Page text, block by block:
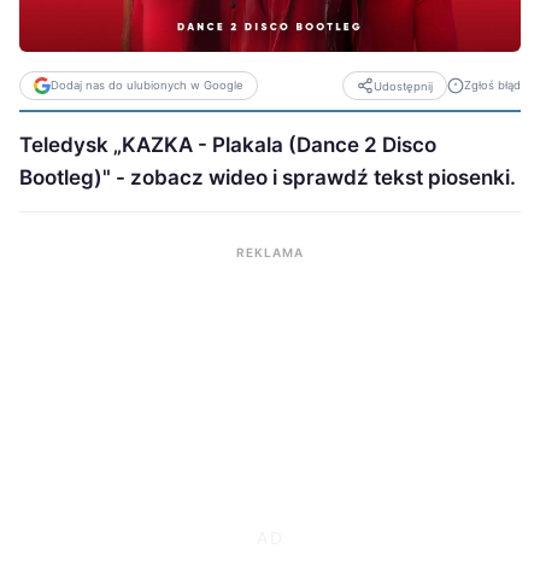
Dodaj nas do ulubionych w Google Udostępnij Zgłoś błąd
Teledysk „KAZKA - Plakala (Dance 2 Disco
Bootleg)" - zobacz wideo i sprawdź tekst piosenki.
REKLAMA